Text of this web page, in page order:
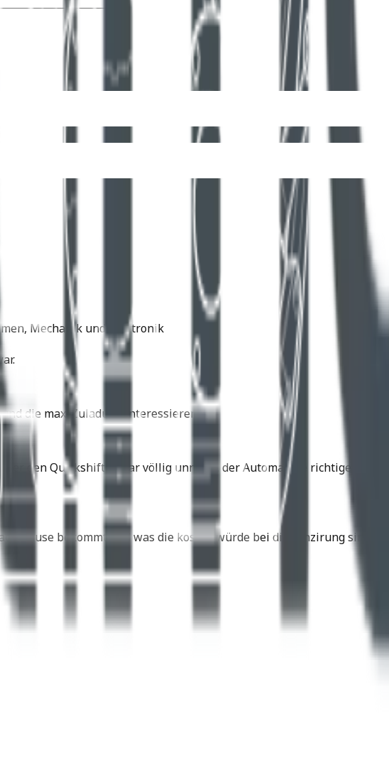
Mechanik und Elektronik
die max. Zuladung interessieren.
den Quickshifter war völlig unnötig, der Automat die richtige
Hause bekommt und was die kosten würde bei dir Fünzirung sind .